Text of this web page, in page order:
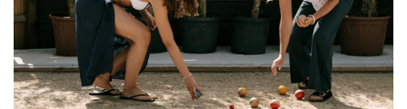
Lace
Top